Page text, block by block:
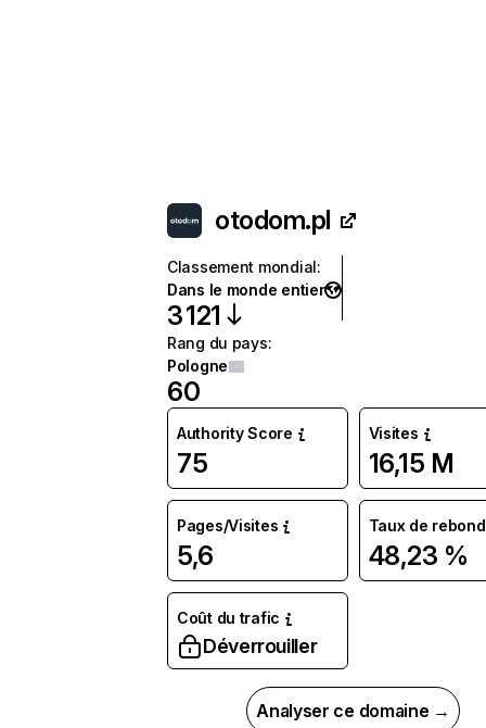
otodom.pl
Classement mondial:
Dans le monde entier
3 121
Rang du pays:
Pologne
60
Authority Score
75
Visites
16,15 M
Pages/Visites
5,6
Taux de rebond
48,23 %
Coût du trafic
Déverrouiller
Analyser ce domaine →